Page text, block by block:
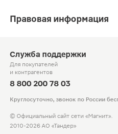
Правовая информация
Служба поддержки
Для покупателей
и контрагентов
8 800 200 78 03
Круглосуточно, звонок по России
© Официальный сайт сети «Магнит».
2010-2026 АО «Тандер»